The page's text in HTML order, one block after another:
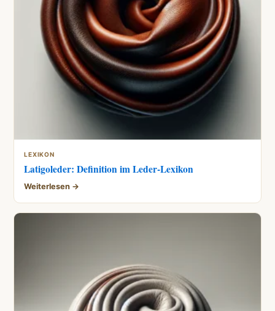
LEXIKON
Latigoleder: Definition im Leder-Lexikon
Weiterlesen →